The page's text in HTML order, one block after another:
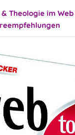
Theologie im Web